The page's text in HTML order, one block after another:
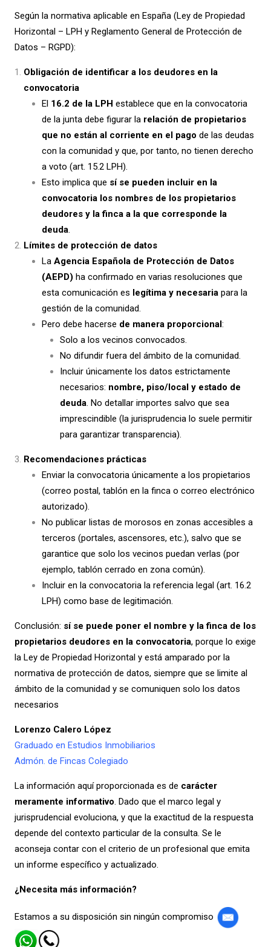
Según la normativa aplicable en España (Ley de Propiedad
Horizontal – LPH y Reglamento General de Protección de
Datos – RGPD):
Obligación de identificar a los deudores en la
convocatoria
El 16.2 de la LPH establece que en la convocatoria
de la junta debe figurar la relación de propietarios
que no están al corriente en el pago de las deudas
con la comunidad y que, por tanto, no tienen derecho
a voto (art. 15.2 LPH).
Esto implica que sí se pueden incluir en la
convocatoria los nombres de los propietarios
deudores y la finca a la que corresponde la
deuda.
Límites de protección de datos
La Agencia Española de Protección de Datos
(AEPD) ha confirmado en varias resoluciones que
esta comunicación es legítima y necesariapara la
gestión de la comunidad.
Pero debe hacerse de manera proporcional :
Solo a los vecinos convocados.
No difundir fuera del ámbito de la comunidad.
Incluir únicamente los datos estrictamente
necesarios: nombre, piso/local y estado de
deuda. No detallar importes salvo que sea
imprescindible (la jurisprudencia lo suele permitir
para garantizar transparencia).
Recomendaciones prácticas
Enviar la convocatoria únicamente a los propietarios
(correo postal, tablón en la finca o correo electrónico
autorizado).
No publicar listas de morosos en zonas accesibles a
terceros (portales, ascensores, etc.), salvo que se
garantice que solo los vecinos puedan verlas (por
ejemplo, tablón cerrado en zona común).
Incluir en la convocatoria la referencia legal (art. 16.2
LPH) como base de legitimación.
Conclusión: sí se puede poner el nombre y la finca de los
propietarios deudores en la convocatoria, porque lo exige
la Ley de Propiedad Horizontal y está amparado por la
normativa de protección de datos, siempre que se limite al
ámbito de la comunidad y se comuniquen solo los datos
necesarios
Lorenzo Calero López
Graduado en Estudios Inmobiliarios
Admón. de Fincas Colegiado
La información aquí proporcionada es de carácter
meramente informativo. Dado que el marco legal y
jurisprudencial evoluciona, y que la exactitud de la respuesta
depende del contexto particular de la consulta. Se le
aconseja contar con el criterio de un profesional que emita
un informe específico y actualizado.
¿Necesita más información?
Estamos a su disposición sin ningún compromiso